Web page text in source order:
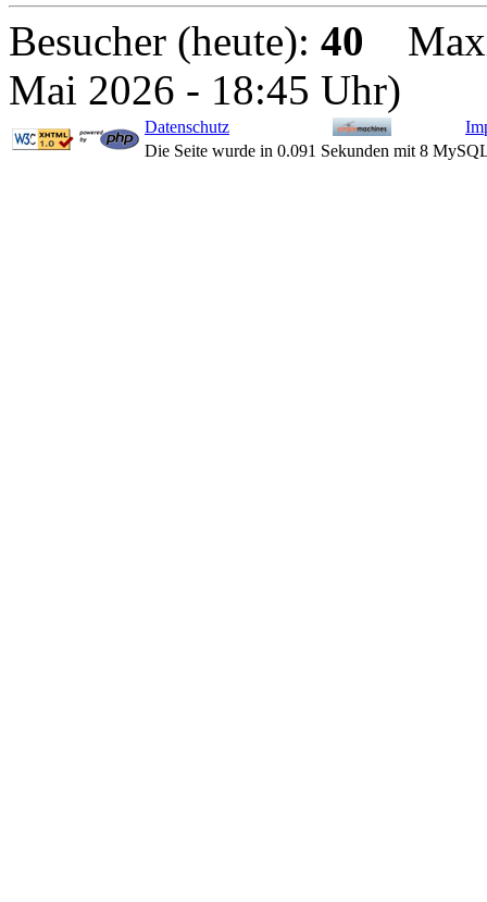
Besucher (heute): 40
Mai 2026 - 18:45 Uhr)
Datenschutz
Die Seite wurde in 0.091 Sekunden mit 8